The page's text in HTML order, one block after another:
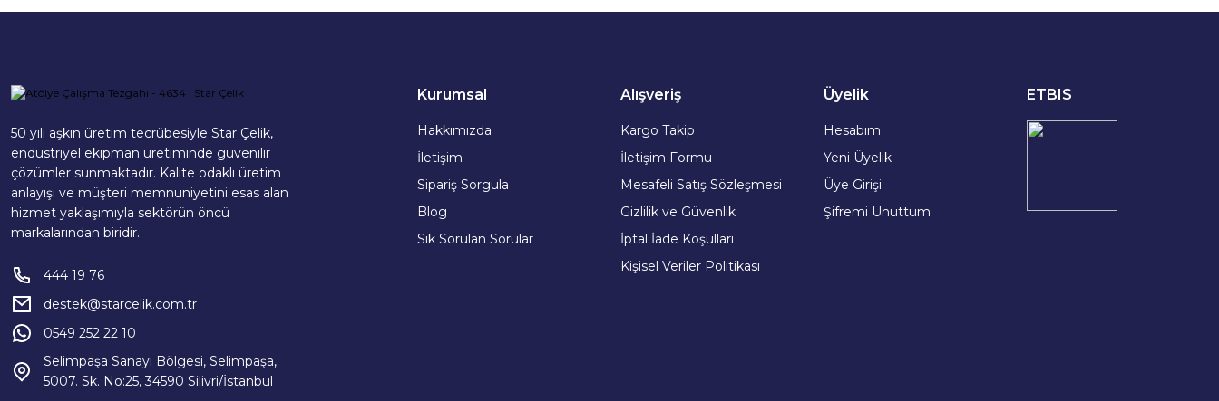
50 yılı aşkın üretim tecrübesiyle Star Çelik,
endüstriyel ekipman üretiminde güvenilir
çözümler sunmaktadır. Kalite odaklı üretim
anlayışı ve müşteri memnuniyetini esas alan
hizmet yaklaşımıyla sektörün öncü
markalarından biridir.
444 19 76
destek@starcelik.com.tr
0549 252 22 10
Selimpaşa Sanayi Bölgesi, Selimpaşa,
5007. Sk. No:25, 34590 Silivri/İstanbul
Kurumsal
Hakkımızda
İletişim
Sipariş Sorgula
Blog
Sık Sorulan Sorular
Alışveriş
Kargo Takip
İletişim Formu
Mesafeli Satış Sözleşmesi
Gizlilik ve Güvenlik
İptal İade Koşullari
Kişisel Veriler Politikası
Üyelik
Hesabım
Yeni Üyelik
Üye Girişi
Şifremi Unuttum
ETBIS